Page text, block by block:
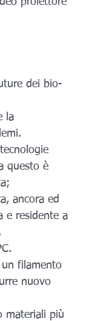
dei bio-
la
questo è
ancora ed
e residente a
un filamento
nuovo
materiali più